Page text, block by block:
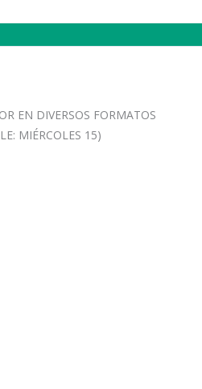
EN DIVERSOS FORMATOS
MIÉRCOLES 15)